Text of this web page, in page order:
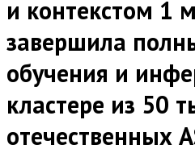
и контекстом 1
завершила
обучения и
кластере из 50
отечественных